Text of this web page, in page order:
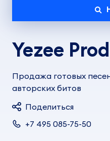
Yezee
Продажа готовых
авторских битов
Поделиться
+7 495 085-75-50